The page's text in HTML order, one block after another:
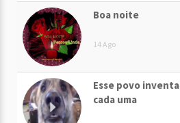
Boa noite
14 Ago
Esse povo inventa
cada uma